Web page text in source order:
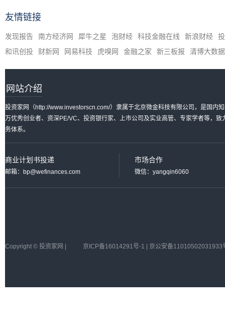
友情链接
发现报告 南方经济网 犀牛之星 泡财经 科技金融在线 新浪财经
和讯创投
财新网 网易科技 虎嗅网 金融之家 新三板报 清博大数据
网站介绍
投资家网（http://www.investorscn.com/）隶属于北京微金科技有限公司，是国内
万优秀创业者、资深PE/VC、投资银行家、上市公司及实业高管、专家学者等，
务体系。
商业计划书投递
邮箱：bp@wefinances.com
市场合作
微信：yangqin6060
Copyright © 投资家网 | 京ICP备16014291号-1 | 京公安备11010502031933